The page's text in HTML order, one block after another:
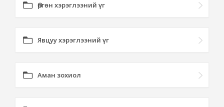
Өргөн хэрэглээний үг
Явцуу хэрэглээний үг
Аман зохиол